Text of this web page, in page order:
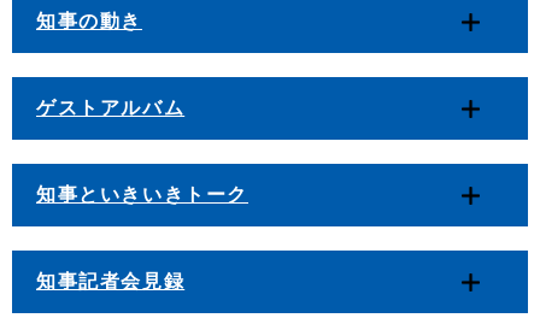
知事の動き
ゲストアルバム
知事といきいきトーク
知事記者会見録